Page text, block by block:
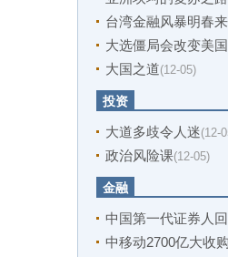
台湾金融风暴明春
大选僵局会改变美
大国之道(12-05)
投资
大道多歧令人迷(12-
政治风险课(12-05)
金融
中国第一代证券人回
中移动2700亿大收购